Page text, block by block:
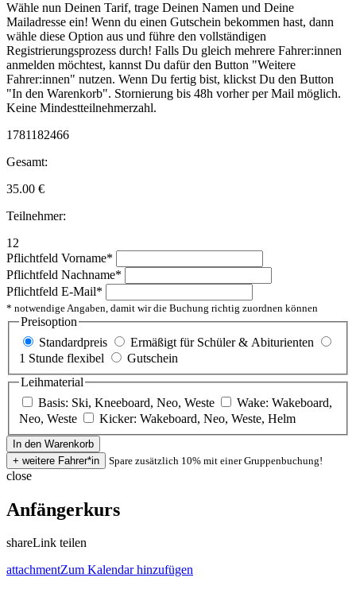
Wähle nun Deinen Tarif, trage Deinen Namen und Deine
Mailadresse ein! Wenn du einen Gutschein bekommen hast, dann
wähle diese Option aus und führe den vollständigen
Registrierungsprozess durch! Falls Du gleich mehrere Fahrer:innen
anmelden möchtest, kannst Du dafür den Button "Weitere
Fahrer:innen" nutzen. Wenn Du fertig bist, klickst Du den Button
"In den Warenkorb". Stornierung bis 48h vorher per Mail möglich.
Keine Mindestteilnehmerzahl.
1781182466
Gesamt:
35.00 €
Teilnehmer:
12
Pflichtfeld Vorname*
Pflichtfeld Nachname*
Pflichtfeld E-Mail*
* notwendige Angaben, damit wir die Buchung richtig zuordnen können
Preisoption
Standardpreis
Ermäßigt für Schüler & Abiturienten
1 Stunde flexibel
Gutschein
Leihmaterial
Basis: Ski, Kneeboard, Neo, Weste
Wake: Wakeboard,
Neo, Weste
Kicker: Wakeboard, Neo, Weste, Helm
Spare zusätzlich 10% mit einer Gruppenbuchung!
close
Anfängerkurs
shareLink teilen
attachmentZum Kalendar hinzufügen